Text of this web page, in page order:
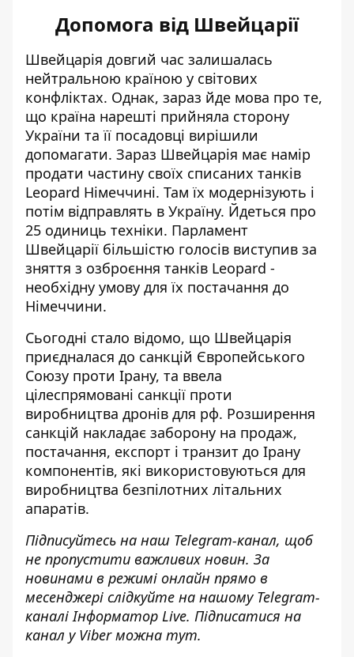
Допомога від Швейцарії
Швейцарія довгий час залишалась
нейтральною країною у світових
конфліктах. Однак, зараз йде мова про те,
що країна нарешті прийняла сторону
України та її посадовці вирішили
допомагати. Зараз Швейцарія має намір
продати частину своїх списаних танків
Leopard Німеччині. Там їх модернізують і
потім відправлять в Україну. Йдеться про
25 одиниць техніки. Парламент
Швейцарії більшістю голосів виступив за
зняття з озброєння танків Leopard -
необхідну умову для їх постачання до
Німеччини.
Сьогодні стало відомо, що Швейцарія
приєдналася до санкцій Європейського
Союзу проти Ірану, та ввела
цілеспрямовані санкції проти
виробництва дронів для рф. Розширення
санкцій накладає заборону на продаж,
постачання, експорт і транзит до Ірану
компонентів, які використовуються для
виробництва безпілотних літальних
апаратів.
Підписуйтесь на наш Telegram-канал, щоб
не пропустити важливих новин. За
новинами в режимі онлайн прямо в
месенджері слідкуйте на нашому Telegram-
каналіІнформатор Live. Підписатися на
канал у Viber можна тут.